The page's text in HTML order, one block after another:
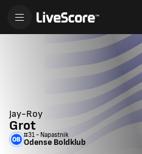
Jay-Roy
Grot
#31 - Napastnik
Odense Boldklub